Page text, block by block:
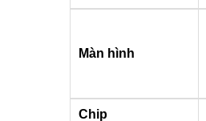
Màn hình
Chip